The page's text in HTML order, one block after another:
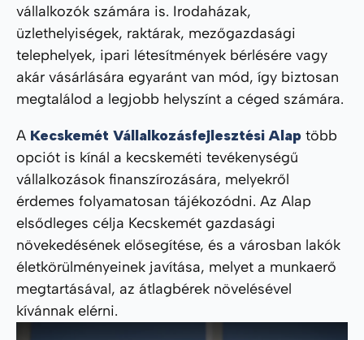
vállalkozók számára is. Irodaházak,
üzlethelyiségek, raktárak, mezőgazdasági
telephelyek, ipari létesítmények bérlésére vagy
akár vásárlására egyaránt van mód, így biztosan
megtalálod a legjobb helyszínt a céged számára.
A Kecskemét Vállalkozásfejlesztési Alap több
opciót is kínál a kecskeméti tevékenységű
vállalkozások finanszírozására, melyekről
érdemes folyamatosan tájékozódni. Az Alap
elsődleges célja Kecskemét gazdasági
növekedésének elősegítése, és a városban lakók
életkörülményeinek javítása, melyet a munkaerő
megtartásával, az átlagbérek növelésével
kívánnak elérni.